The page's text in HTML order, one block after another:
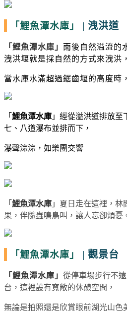
「鯉魚潭水庫」 | 洩洪道
「 鯉魚潭水庫 」 雨後自然溢流的
洩洪堰就是採自然的方式來洩洪，
當水庫水滿超過鋸齒堰的高度時
「 鯉魚潭水庫 」 經從溢洪道排放至
七、八道瀑布並排而下，
瀑聲淙淙，如樂團交響
「 鯉魚潭水庫 」 夏日走在這裡，林
果，伴隨蟲鳴鳥叫，讓人忘卻煩憂
「鯉魚潭水庫」 | 觀景台
「 鯉魚潭水庫 」 從停車場步行不
台， 這裡設有寬敞的休憩空間，
無論是拍照還是欣賞眼前湖光山色